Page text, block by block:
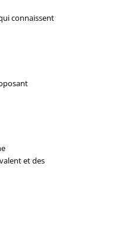
connaissent
et des